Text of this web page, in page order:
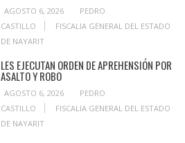
AGOSTO 6, 2026
PEDRO
CASTILLO
FISCALIA GENERAL DEL ESTADO
DE NAYARIT
LES EJECUTAN ORDEN DE APREHENSIÓN POR
ASALTO Y ROBO
AGOSTO 6, 2026
PEDRO
CASTILLO
FISCALIA GENERAL DEL ESTADO
DE NAYARIT